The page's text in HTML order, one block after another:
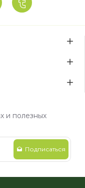
и полезных
Подписаться